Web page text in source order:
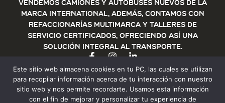
Vendemos Camiones y Autobuses nuevos de la
marca International, además, contamos con
refaccionarías multimarca y talleres de
servicio certificados, ofreciendo así una
solución integral al transporte.
Este sitio web almacena cookies en tu PC, las cuales se utilizan
para recopilar información acerca de tu interacción con nuestro
sitio web y nos permite recordarte. Usamos esta información
con el fin de mejorar y personalizar tu experiencia de